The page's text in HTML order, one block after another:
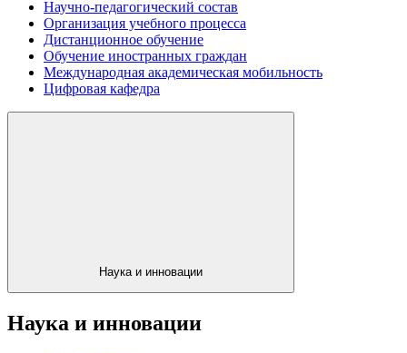
Научно-педагогический состав
Организация учебного процесса
Дистанционное обучение
Обучение иностранных граждан
Международная академическая мобильность
Цифровая кафедра
Наука и инновации
Наука и инновации